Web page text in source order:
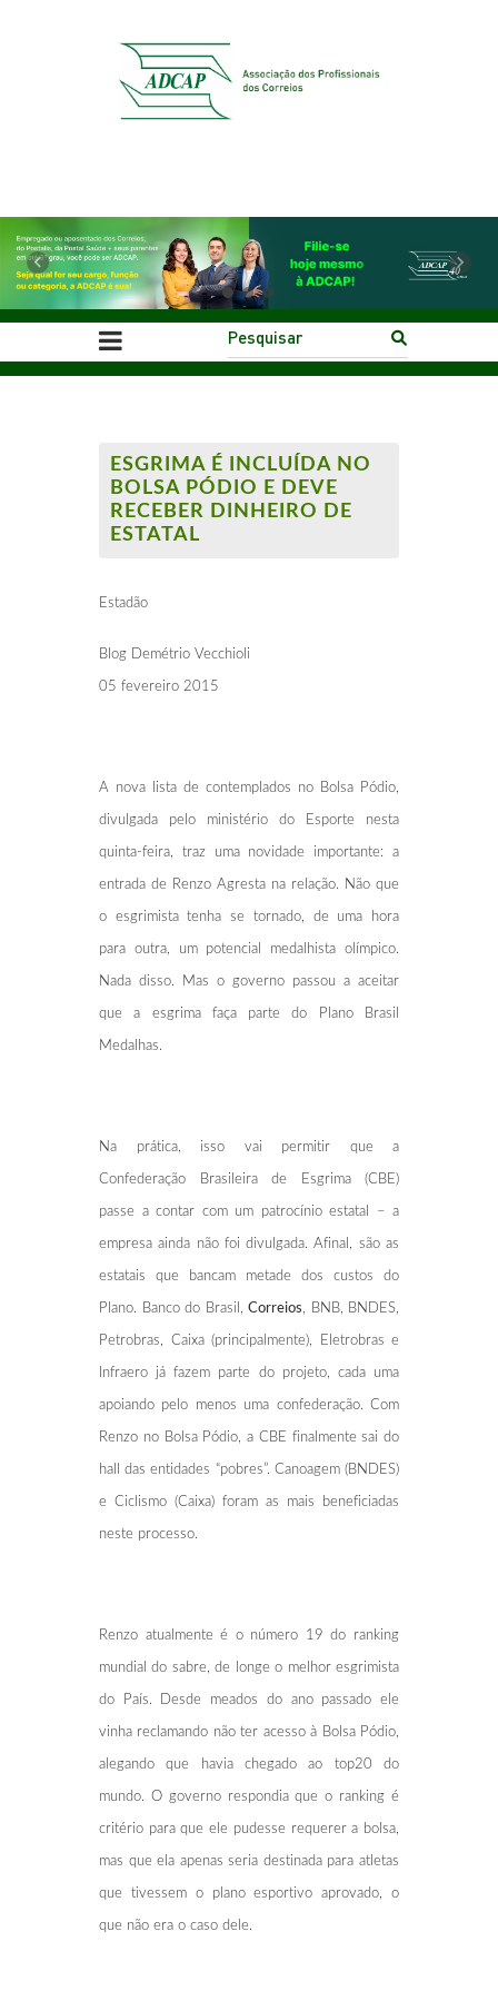
Previous Next
ESGRIMA É INCLUÍDA NO
BOLSA PÓDIO E DEVE
RECEBER DINHEIRO DE
ESTATAL
Estadão
Blog Demétrio Vecchioli
05 fevereiro 2015
A nova lista de contemplados no Bolsa Pódio,
divulgada pelo ministério do Esporte nesta
quinta-feira, traz uma novidade importante: a
entrada de Renzo Agresta na relação. Não que
o esgrimista tenha se tornado, de uma hora
para outra, um potencial medalhista olímpico.
Nada disso. Mas o governo passou a aceitar
que a esgrima faça parte do Plano Brasil
Medalhas.
Na prática, isso vai permitir que a
Confederação Brasileira de Esgrima (CBE)
passe a contar com um patrocínio estatal – a
empresa ainda não foi divulgada. Afinal, são as
estatais que bancam metade dos custos do
Plano. Banco do Brasil, Correios , BNB, BNDES,
Petrobras, Caixa (principalmente), Eletrobras e
Infraero já fazem parte do projeto, cada uma
apoiando pelo menos uma confederação. Com
Renzo no Bolsa Pódio, a CBE finalmente sai do
hall das entidades “pobres”. Canoagem (BNDES)
e Ciclismo (Caixa) foram as mais beneficiadas
neste processo.
Renzo atualmente é o número 19 do ranking
mundial do sabre, de longe o melhor esgrimista
do País. Desde meados do ano passado ele
vinha reclamando não ter acesso à Bolsa Pódio,
alegando que havia chegado ao top20 do
mundo. O governo respondia que o ranking é
critério para que ele pudesse requerer a bolsa,
mas que ela apenas seria destinada para atletas
que tivessem o plano esportivo aprovado, o
que não era o caso dele.